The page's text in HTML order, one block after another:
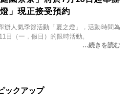
」現正接受預約
辦人氣季節活動「夏之燈」，活動時間為
日（一，假日）的限時活動。
ックアップ